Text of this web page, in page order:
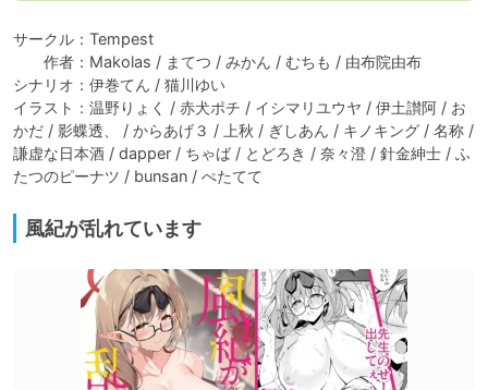
サークル：Tempest
作者：Makolas / まてつ / みかん / むちも / 由布院由布
シナリオ：伊巻てん / 猫川ゆい
イラスト：温野りょく / 赤犬ポチ / イシマリユウヤ / 伊土讃阿 / お
かだ / 影蝶透、 / からあげ３ / 上秋 / ぎしあん / キノキング / 名称 /
謙虚な日本酒 / dapper / ちゃば / とどろき / 奈々澄 / 針金紳士 / ふ
たつのピーナツ / bunsan / ぺたてて
風紀が乱れています